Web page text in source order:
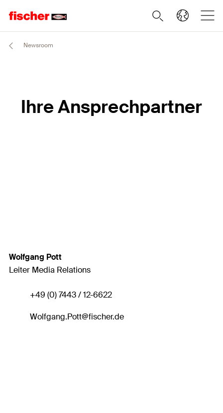
Newsroom
Ihre Ansprechpartner
Wolfgang Pott
Leiter Media Relations
+49 (0) 7443 / 12-6622
Wolfgang.Pott@fischer.de